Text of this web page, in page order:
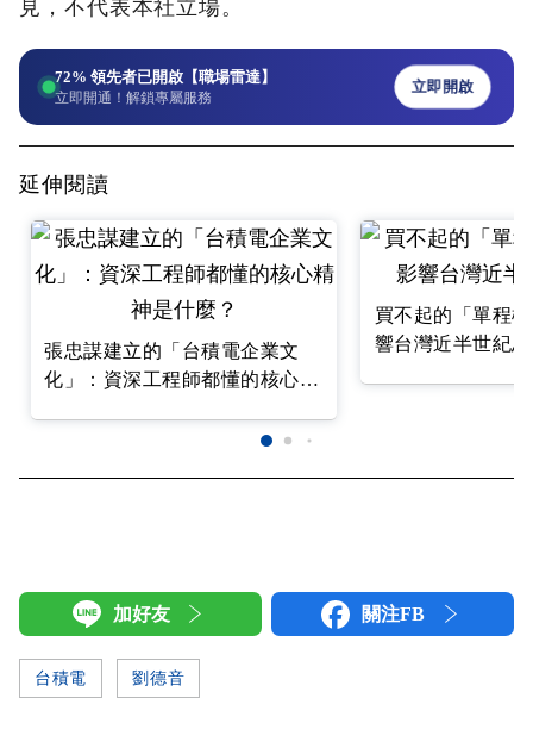
見，不代表本社立場。
72% 領先者已開啟【職場雷達】
立即開通！解鎖專屬服務
立即開啟
延伸閱讀
張忠謀建立的「台積電企業文
化」：資深工程師都懂的核心精
買不起的「單程
響台灣近半世紀
加好友 關注FB
台積電 劉德音